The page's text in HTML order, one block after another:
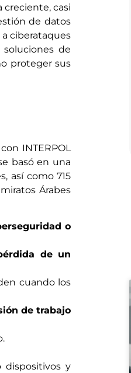
casi
de datos
ciberataques
de
proteger sus
INTERPOL
basó en una
así como 715
Árabes
o
de un
cuando los
de trabajo
y